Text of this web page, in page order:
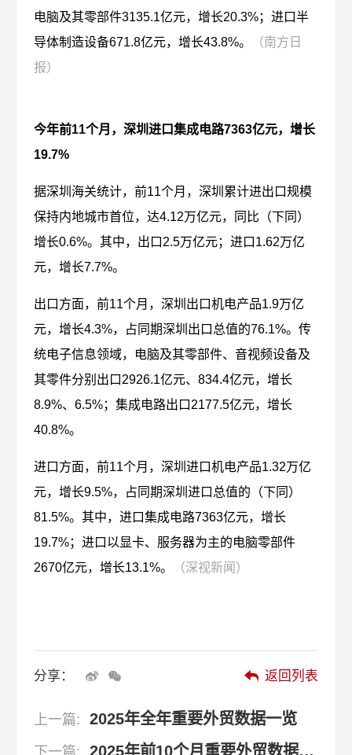
电脑及其零部件3135.1亿元，增长20.3%；进口半
导体制造设备671.8亿元，增长43.8%。
（南方日
报）
今年前11个月，深圳进口集成电路7363亿元，增长
19.7%
据深圳海关统计，前11个月，深圳累计进出口规模
保持内地城市首位，达4.12万亿元，同比（下同）
增长0.6%。其中，出口2.5万亿元；进口1.62万亿
元，增长7.7%。
出口方面，前11个月，深圳出口机电产品1.9万亿
元，增长4.3%，占同期深圳出口总值的76.1%。传
统电子信息领域，电脑及其零部件、音视频设备及
其零件分别出口2926.1亿元、834.4亿元，增长
8.9%、6.5%；集成电路出口2177.5亿元，增长
40.8%。
进口方面，前11个月，深圳进口机电产品1.32万亿
元，增长9.5%，占同期深圳进口总值的（下同）
81.5%。其中，进口集成电路7363亿元，增长
19.7%；进口以显卡、服务器为主的电脑零部件
2670亿元，增长13.1%。
（深视新闻）
分享： 返回列表
上一篇: 2025年全年重要外贸数据一览
下一篇: 2025年前10个月重要外贸数据一览